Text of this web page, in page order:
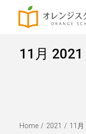
11月 2021
Home 2021 11月